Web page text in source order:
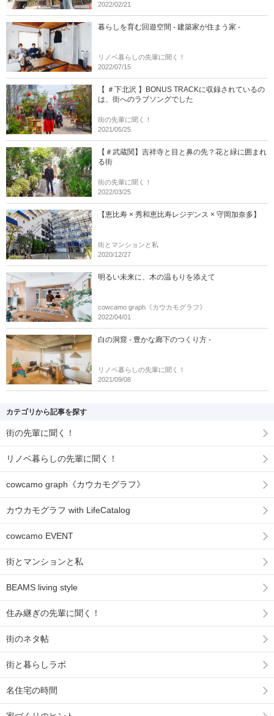
2022/02/21
暮らしを育む回遊空間 - 建築家が住まう家 -
リノベ暮らしの先輩に聞く！
2022/07/15
【 ＃下北沢 】BONUS TRACKに収録されているの
は、街へのラブソングでした
街の先輩に聞く！
2021/05/25
【＃武蔵関】吉祥寺と目と鼻の先？花と緑に囲まれ
る街
街の先輩に聞く！
2022/03/25
【恵比寿 × 秀和恵比寿レジデンス × 守岡加奈多】
街とマンションと私
2020/12/27
明るい未来に、木の温もりを添えて
cowcamo graph《カウカモグラフ》
2022/04/01
白の洞窟 - 豊かな廊下のつくり方 -
リノベ暮らしの先輩に聞く！
2021/09/08
カテゴリから記事を探す
街の先輩に聞く！
リノベ暮らしの先輩に聞く！
cowcamo graph《カウカモグラフ》
カウカモグラフ with LifeCatalog
cowcamo EVENT
街とマンションと私
BEAMS living style
住み継ぎの先輩に聞く！
街のネタ帖
街と暮らしラボ
名住宅の時間